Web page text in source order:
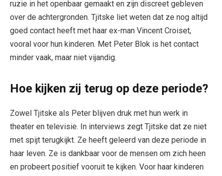
ruzie in het openbaar gemaakt en zijn discreet gebleven
over de achtergronden. Tjitske liet weten dat ze nog altijd
goed contact heeft met haar ex-man Vincent Croiset,
vooral voor hun kinderen. Met Peter Blok is het contact
minder vaak, maar niet vijandig.
Hoe kijken zij terug op deze periode?
Zowel Tjitske als Peter blijven druk met hun werk in
theater en televisie. In interviews zegt Tjitske dat ze niet
met spijt terugkijkt. Ze heeft geleerd van deze periode in
haar leven. Ze is dankbaar voor de mensen om zich heen
en probeert positief vooruit te kijken. Voor haar kinderen